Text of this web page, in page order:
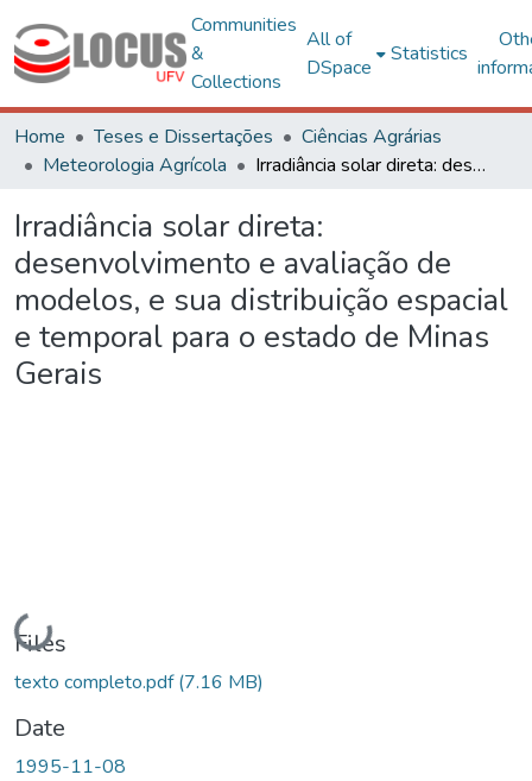
Communities
&
Collections
All of
DSpace
Statistics
Home Teses e Dissertações
Ciências Agrárias
Meteorologia Agrícola
Irradiância solar direta: desenvolvimento e avaliação de modelos, e sua distribuição espacial e temporal para o estado de Minas Gerais
Irradiância solar direta:
desenvolvimento e avaliação de
modelos, e sua distribuição espacial
e temporal para o estado de Minas
Gerais
Loading...
Files
texto completo.pdf(7.16 MB)
Date
1995-11-08